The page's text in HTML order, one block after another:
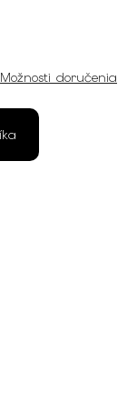
Možnosti doručenia